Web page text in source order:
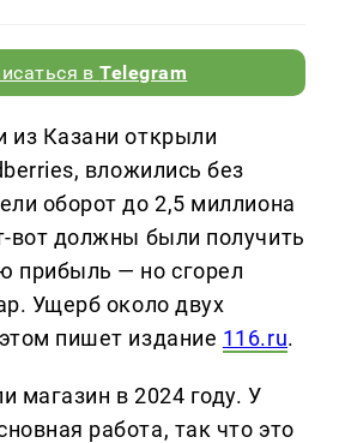
вTelegram
из Казани открыли
вложились без
оборот до 2,5 миллиона
вот должны были получить
прибыль — но сгорел
Ущерб около двух
пишет издание 116.ru.
магазин в 2024 году. У
работа, так что это